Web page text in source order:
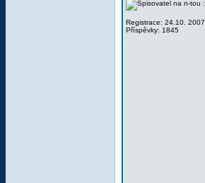
Registrace: 24.10. 2007
Příspěvky: 1845